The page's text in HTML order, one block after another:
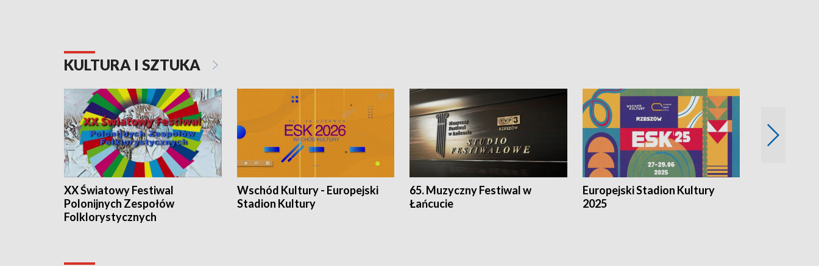
KULTURA I SZTUKA
XX Światowy Festiwal
Polonijnych Zespołów
Folklorystycznych
Wschód Kultury - Europejski
Stadion Kultury
65. Muzyczny Festiwal w
Łańcucie
Europejski Stadion Kultury
2025